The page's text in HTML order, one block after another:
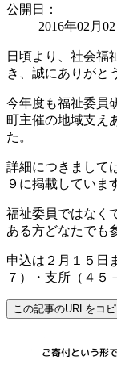
公開日
：
2016年02月
日頃より、社会福
き、誠にありがと
今年度も福祉委員
町主催の地域支え
た。
詳細につきまして
９に掲載していま
福祉委員ではなく
ある方どなたでも
申込は２月１５日
７）・支所（４５
この記事のURLをコ